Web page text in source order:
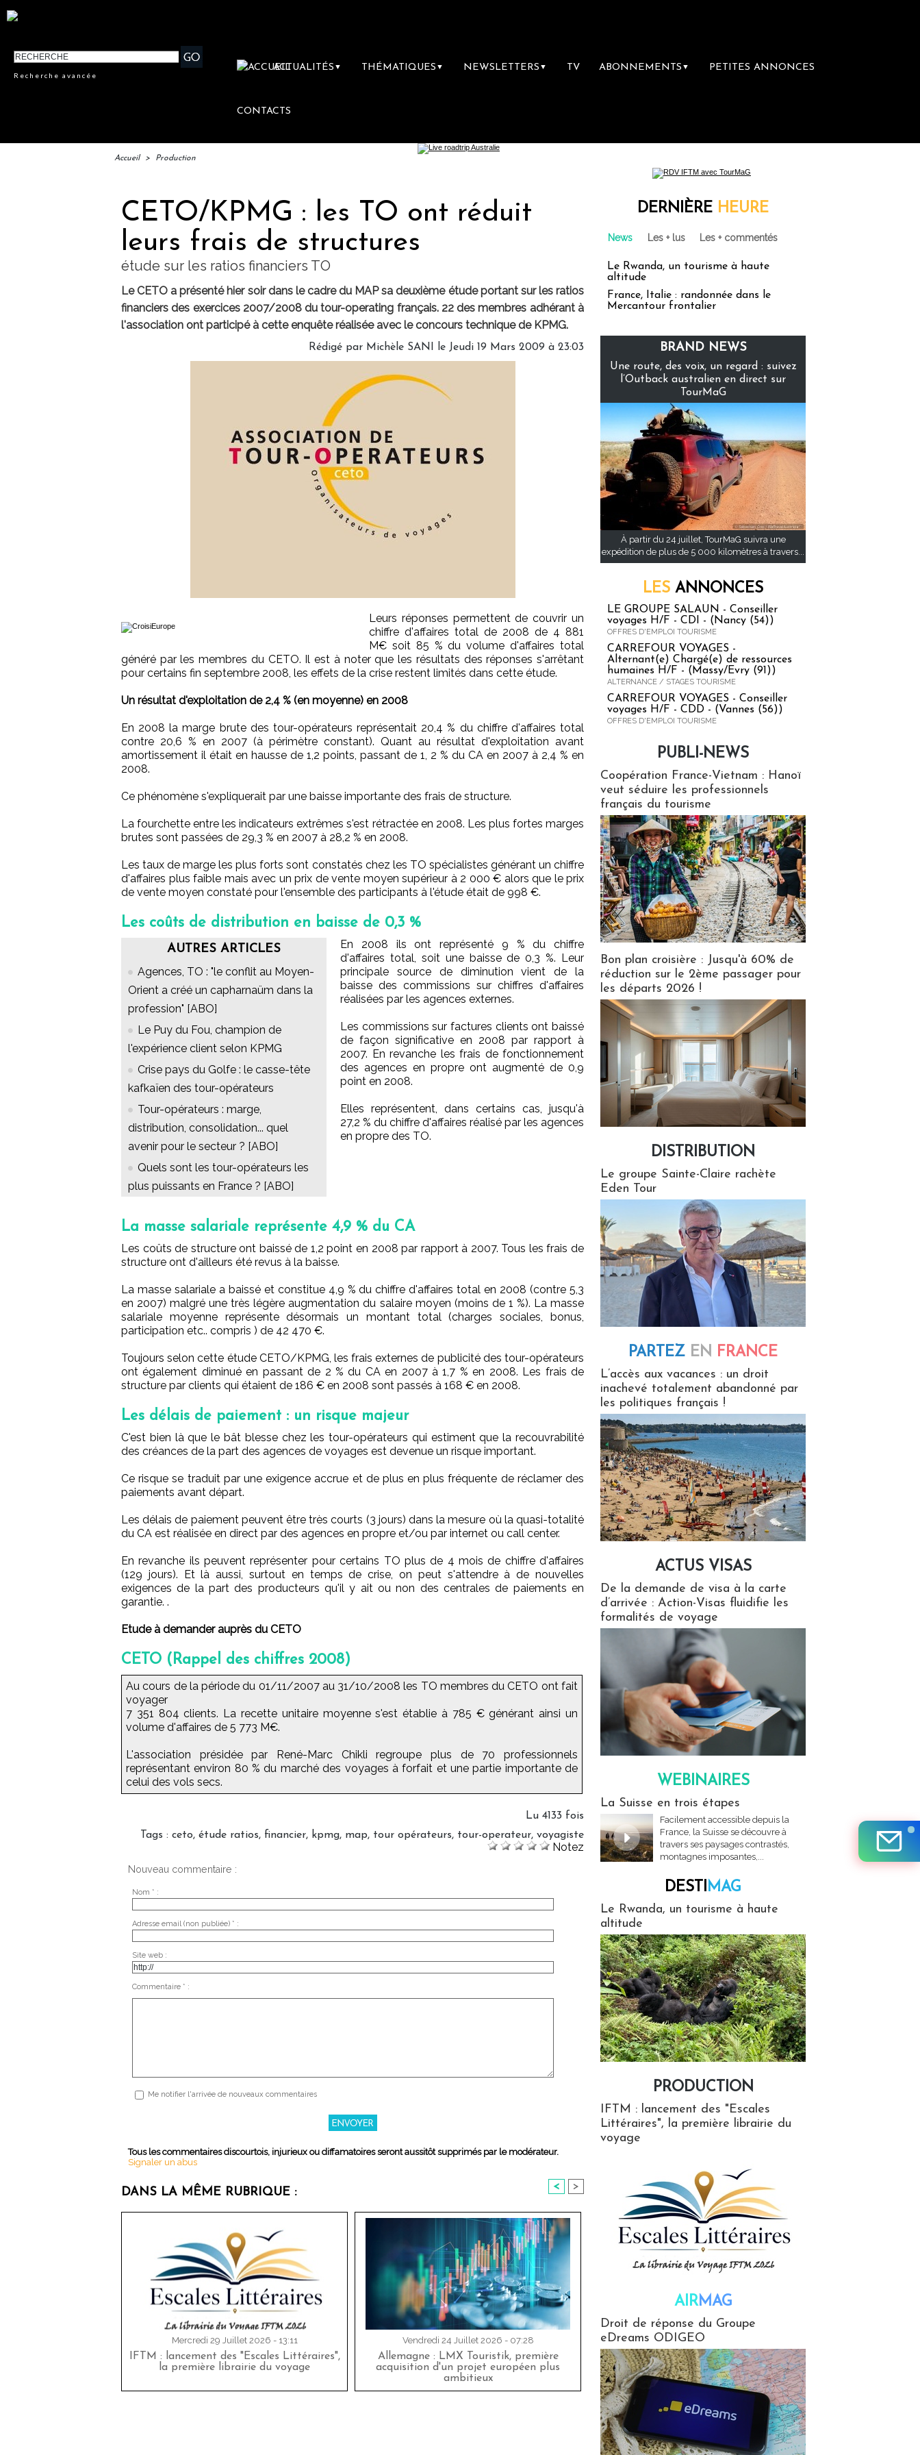
Recherche avancée
ACTUALITÉS ▼ THÉMATIQUES ▼ NEWSLETTERS ▼ TV ABONNEMENTS ▼ PETITES ANNONCES
CONTACTS
Accueil > Production
CETO/KPMG : les TO ont réduit
leurs frais de structures
étude sur les ratios financiers TO
Le CETO a présenté hier soir dans le cadre du MAP sa deuxième étude portant sur les ratios
financiers des exercices 2007/2008 du tour-operating français. 22 des membres adhérant à
l'association ont participé à cette enquête réalisée avec le concours technique de KPMG.
Rédigé par Michèle SANI le Jeudi 19 Mars 2009 à 23:03
Leurs réponses permettent de couvrir un
chiffre d'affaires total de 2008 de 4 881
M€ soit 85 % du volume d'affaires total
généré par les membres du CETO. Il est à noter que les résultats des réponses s'arrêtant
pour certains fin septembre 2008, les effets de la crise restent limités dans cette étude.
Un résultat d'exploitation de 2,4 % (en moyenne) en 2008
En 2008 la marge brute des tour-opérateurs représentait 20,4 % du chiffre d'affaires total
contre 20,6 % en 2007 (à périmètre constant). Quant au résultat d'exploitation avant
amortissement il était en hausse de 1,2 points, passant de 1, 2 % du CA en 2007 à 2,4 % en
2008.
Ce phénomène s'expliquerait par une baisse importante des frais de structure.
La fourchette entre les indicateurs extrêmes s'est rétractée en 2008. Les plus fortes marges
brutes sont passées de 29,3 % en 2007 à 28,2 % en 2008.
Les taux de marge les plus forts sont constatés chez les TO spécialistes générant un chiffre
d'affaires plus faible mais avec un prix de vente moyen supérieur à 2 000 € alors que le prix
de vente moyen constaté pour l'ensemble des participants à l'étude était de 998 €.
Les coûts de distribution en baisse de 0,3 %
AUTRES ARTICLES
Agences, TO : "le conflit au Moyen-
Orient a créé un capharnaüm dans la
profession" [ABO]
Le Puy du Fou, champion de
l'expérience client selon KPMG
Crise pays du Golfe : le casse-tête
kafkaïen des tour-opérateurs
Tour-opérateurs : marge,
distribution, consolidation... quel
avenir pour le secteur ? [ABO]
Quels sont les tour-opérateurs les
plus puissants en France ? [ABO]
En 2008 ils ont représenté 9 % du chiffre
d'affaires total, soit une baisse de 0,3 %. Leur
principale source de diminution vient de la
baisse des commissions sur chiffres d'affaires
réalisées par les agences externes.
Les commissions sur factures clients ont baissé
de façon significative en 2008 par rapport à
2007. En revanche les frais de fonctionnement
des agences en propre ont augmenté de 0,9
point en 2008.
Elles représentent, dans certains cas, jusqu'à
27,2 % du chiffre d'affaires réalisé par les agences
en propre des TO.
La masse salariale représente 4,9 % du CA
Les coûts de structure ont baissé de 1,2 point en 2008 par rapport à 2007. Tous les frais de
structure ont d'ailleurs été revus à la baisse.
La masse salariale a baissé et constitue 4,9 % du chiffre d'affaires total en 2008 (contre 5,3
en 2007) malgré une très légère augmentation du salaire moyen (moins de 1 %). La masse
salariale moyenne représente désormais un montant total (charges sociales, bonus,
participation etc.. compris ) de 42 470 €.
Toujours selon cette étude CETO/KPMG, les frais externes de publicité des tour-opérateurs
ont également diminué en passant de 2 % du CA en 2007 à 1,7 % en 2008. Les frais de
structure par clients qui étaient de 186 € en 2008 sont passés à 168 € en 2008.
Les délais de paiement : un risque majeur
C'est bien là que le bât blesse chez les tour-opérateurs qui estiment que la recouvrabilité
des créances de la part des agences de voyages est devenue un risque important.
Ce risque se traduit par une exigence accrue et de plus en plus fréquente de réclamer des
paiements avant départ.
Les délais de paiement peuvent être très courts (3 jours) dans la mesure où la quasi-totalité
du CA est réalisée en direct par des agences en propre et/ou par internet ou call center.
En revanche ils peuvent représenter pour certains TO plus de 4 mois de chiffre d'affaires
(129 jours). Et là aussi, surtout en temps de crise, on peut s'attendre à de nouvelles
exigences de la part des producteurs qu'il y ait ou non des centrales de paiements en
garantie. .
Etude à demander auprès du CETO
CETO (Rappel des chiffres 2008)
Au cours de la période du 01/11/2007 au 31/10/2008 les TO membres du CETO ont fait
voyager
7 351 804 clients. La recette unitaire moyenne s'est établie à 785 € générant ainsi un
volume d'affaires de 5 773 M€.
L'association présidée par René-Marc Chikli regroupe plus de 70 professionnels
représentant environ 80 % du marché des voyages à forfait et une partie importante de
celui des vols secs.
Lu 4133 fois
Tags : ceto, étude ratios, financier, kpmg, map, tour opérateurs, tour-operateur, voyagiste
Notez
Nouveau commentaire :
Nom * :
Adresse email (non publiée) * :
Site web :
Commentaire * :
Me notifier l'arrivée de nouveaux commentaires
Tous les commentaires discourtois, injurieux ou diffamatoires seront aussitôt supprimés par le modérateur.
Signaler un abus
DANS LA MÊME RUBRIQUE : < >
Mercredi 29 Juillet 2026 - 13:11
IFTM : lancement des "Escales Littéraires",
la première librairie du voyage
Vendredi 24 Juillet 2026 - 07:28
Allemagne : LMX Touristik, première
acquisition d'un projet européen plus
ambitieux
DERNIÈRE HEURE
News Les + lus Les + commentés
Le Rwanda, un tourisme à haute
altitude
France, Italie : randonnée dans le
Mercantour frontalier
BRAND NEWS
Une route, des voix, un regard : suivez
l’Outback australien en direct sur
TourMaG
À partir du 24 juillet, TourMaG suivra une
expédition de plus de 5 000 kilomètres à travers...
LES ANNONCES
LE GROUPE SALAUN - Conseiller
voyages H/F - CDI - (Nancy (54))
OFFRES D'EMPLOI TOURISME
CARREFOUR VOYAGES -
Alternant(e) Chargé(e) de ressources
humaines H/F - (Massy/Evry (91))
ALTERNANCE / STAGES TOURISME
CARREFOUR VOYAGES - Conseiller
voyages H/F - CDD - (Vannes (56))
OFFRES D'EMPLOI TOURISME
PUBLI-NEWS
Coopération France-Vietnam : Hanoï
veut séduire les professionnels
français du tourisme
Bon plan croisière : Jusqu'à 60% de
réduction sur le 2ème passager pour
les départs 2026 !
DISTRIBUTION
Le groupe Sainte-Claire rachète
Eden Tour
PARTEZ EN FRANCE
L’accès aux vacances : un droit
inachevé totalement abandonné par
les politiques français !
ACTUS VISAS
De la demande de visa à la carte
d’arrivée : Action-Visas fluidifie les
formalités de voyage
WEBINAIRES
La Suisse en trois étapes
Facilement accessible depuis la
France, la Suisse se découvre à
travers ses paysages contrastés,
montagnes imposantes,...
DESTIMAG
Le Rwanda, un tourisme à haute
altitude
PRODUCTION
IFTM : lancement des "Escales
Littéraires", la première librairie du
voyage
AIRMAG
Droit de réponse du Groupe
eDreams ODIGEO